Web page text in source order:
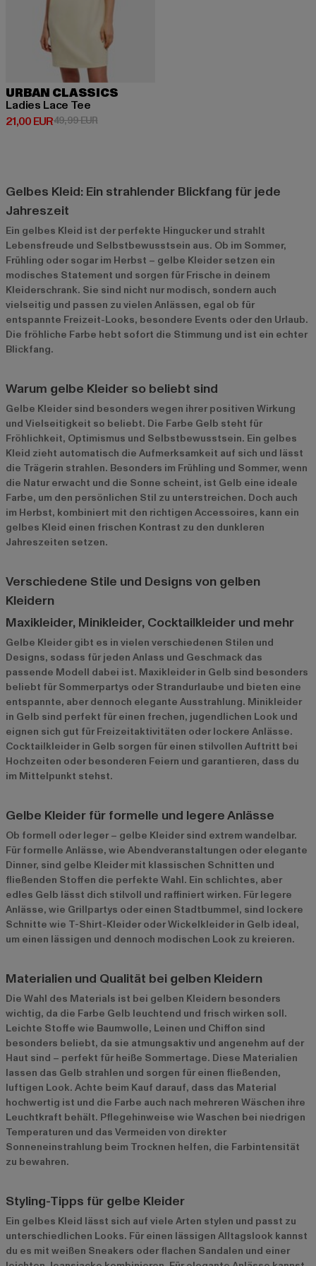
URBAN CLASSICS
Ladies Lace Tee
21,00 EUR
Derzeitiger Preis: 21,00 EUR
49,99 EURAktionspreis: 49,99 EUR
Gelbes Kleid: Ein strahlender Blickfang für jede
Jahreszeit
Ein gelbes Kleid ist der perfekte Hingucker und strahlt
Lebensfreude und Selbstbewusstsein aus. Ob im Sommer,
Frühling oder sogar im Herbst – gelbe Kleider setzen ein
modisches Statement und sorgen für Frische in deinem
Kleiderschrank. Sie sind nicht nur modisch, sondern auch
vielseitig und passen zu vielen Anlässen, egal ob für
entspannte Freizeit-Looks, besondere Events oder den Urlaub.
Die fröhliche Farbe hebt sofort die Stimmung und ist ein echter
Blickfang.
Warum gelbe Kleider so beliebt sind
Gelbe Kleider sind besonders wegen ihrer positiven Wirkung
und Vielseitigkeit so beliebt. Die Farbe Gelb steht für
Fröhlichkeit, Optimismus und Selbstbewusstsein. Ein gelbes
Kleid zieht automatisch die Aufmerksamkeit auf sich und lässt
die Trägerin strahlen. Besonders im Frühling und Sommer, wenn
die Natur erwacht und die Sonne scheint, ist Gelb eine ideale
Farbe, um den persönlichen Stil zu unterstreichen. Doch auch
im Herbst, kombiniert mit den richtigen Accessoires, kann ein
gelbes Kleid einen frischen Kontrast zu den dunkleren
Jahreszeiten setzen.
Verschiedene Stile und Designs von gelben
Kleidern
Maxikleider, Minikleider, Cocktailkleider und mehr
Gelbe Kleider gibt es in vielen verschiedenen Stilen und
Designs, sodass für jeden Anlass und Geschmack das
passende Modell dabei ist. Maxikleider in Gelb sind besonders
beliebt für Sommerpartys oder Strandurlaube und bieten eine
entspannte, aber dennoch elegante Ausstrahlung. Minikleider
in Gelb sind perfekt für einen frechen, jugendlichen Look und
eignen sich gut für Freizeitaktivitäten oder lockere Anlässe.
Cocktailkleider in Gelb sorgen für einen stilvollen Auftritt bei
Hochzeiten oder besonderen Feiern und garantieren, dass du
im Mittelpunkt stehst.
Gelbe Kleider für formelle und legere Anlässe
Ob formell oder leger – gelbe Kleider sind extrem wandelbar.
Für formelle Anlässe, wie Abendveranstaltungen oder elegante
Dinner, sind gelbe Kleider mit klassischen Schnitten und
fließenden Stoffen die perfekte Wahl. Ein schlichtes, aber
edles Gelb lässt dich stilvoll und raffiniert wirken. Für legere
Anlässe, wie Grillpartys oder einen Stadtbummel, sind lockere
Schnitte wie T-Shirt-Kleider oder Wickelkleider in Gelb ideal,
um einen lässigen und dennoch modischen Look zu kreieren.
Materialien und Qualität bei gelben Kleidern
Die Wahl des Materials ist bei gelben Kleidern besonders
wichtig, da die Farbe Gelb leuchtend und frisch wirken soll.
Leichte Stoffe wie Baumwolle, Leinen und Chiffon sind
besonders beliebt, da sie atmungsaktiv und angenehm auf der
Haut sind – perfekt für heiße Sommertage. Diese Materialien
lassen das Gelb strahlen und sorgen für einen fließenden,
luftigen Look. Achte beim Kauf darauf, dass das Material
hochwertig ist und die Farbe auch nach mehreren Wäschen ihre
Leuchtkraft behält. Pflegehinweise wie Waschen bei niedrigen
Temperaturen und das Vermeiden von direkter
Sonneneinstrahlung beim Trocknen helfen, die Farbintensität
zu bewahren.
Styling-Tipps für gelbe Kleider
Ein gelbes Kleid lässt sich auf viele Arten stylen und passt zu
unterschiedlichen Looks. Für einen lässigen Alltagslook kannst
du es mit weißen Sneakers oder flachen Sandalen und einer